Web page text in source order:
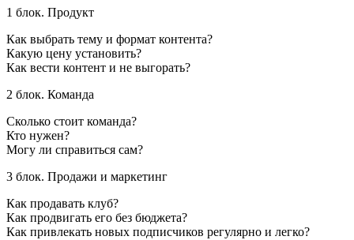
1 блок. Продукт
Как выбрать тему и формат контента?
Какую цену установить?
Как вести контент и не выгорать?
2 блок. Команда
Сколько стоит команда?
Кто нужен?
Могу ли справиться сам?
3 блок. Продажи и маркетинг
Как продавать клуб?
Как продвигать его без бюджета?
Как привлекать новых подписчиков регулярно и легко?